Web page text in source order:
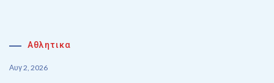
Αθλητικα
Αυγ 2, 2026